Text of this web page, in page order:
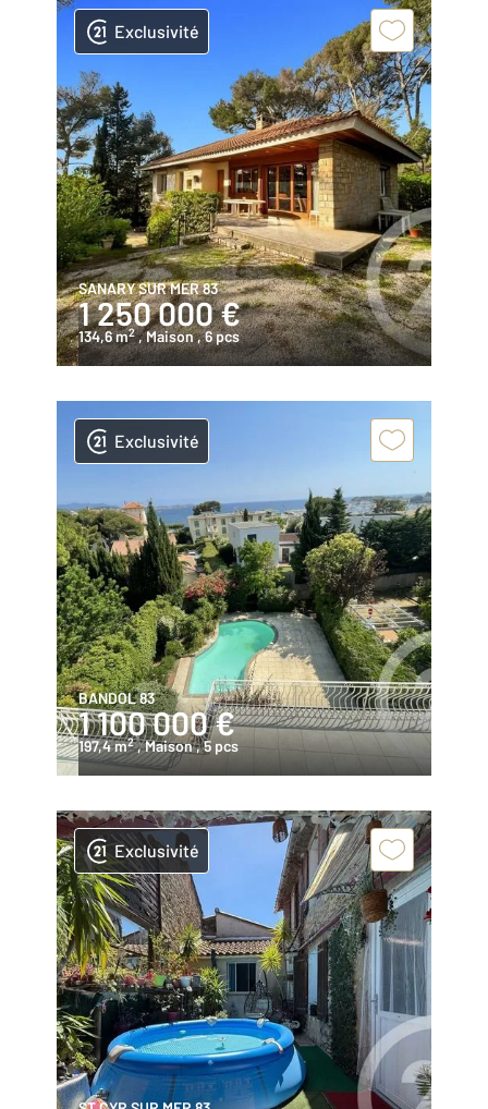
Exclusivité
SANARY SUR MER 83
1 250 000 €
134,6 m2 , Maison, 6 pcs
Exclusivité
BANDOL 83
1 100 000 €
197,4 m2 , Maison, 5 pcs
Exclusivité